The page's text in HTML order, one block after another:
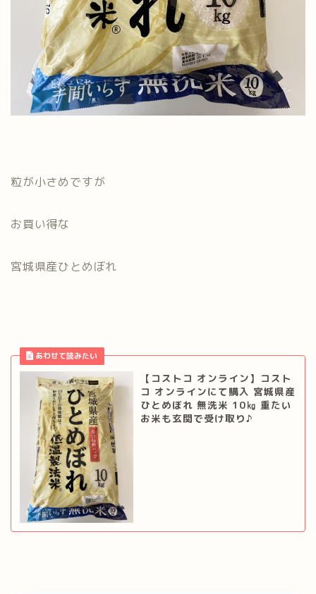
粒が小さめですが
お買い得な
宮城県産ひとめぼれ
【コストコ オンライン】コスト
コ オンラインにて購入 宮城県産
ひとめぼれ 無洗米 10㎏ 重たい
お米も玄関で受け取り♪